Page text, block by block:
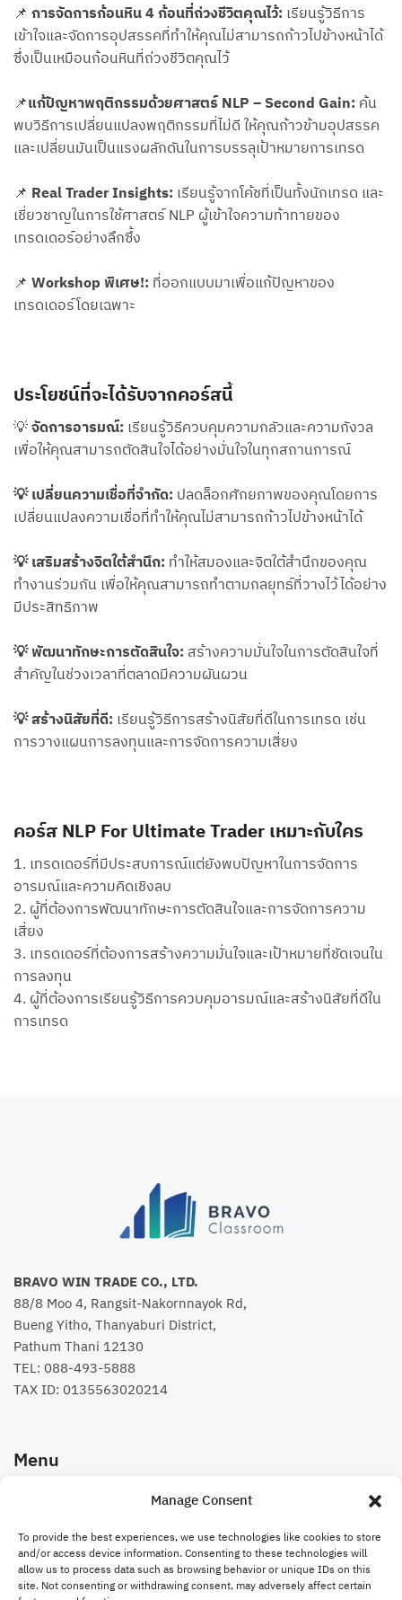
Manage Consent
To provide the best experiences, we use technologies like cookies to store
and/or access device information. Consenting to these technologies will
allow us to process data such as browsing behavior or unique IDs on this
site. Not consenting or withdrawing consent, may adversely affect certain
📌 การจัดการก้อนหิน 4 ก้อนที่ถ่วงชีวิตคุณไว้: เรียนรู้วิธีการ
เข้าใจและจัดการอุปสรรคที่ทำให้คุณไม่สามารถก้าวไปข้างหน้าได้
ซึ่งเป็นเหมือนก้อนหินที่ถ่วงชีวิตคุณไว้
📌แก้ปัญหาพฤติกรรมด้วยศาสตร์ NLP – Second Gain: ค้น
พบวิธีการเปลี่ยนแปลงพฤติกรรมที่ไม่ดี ให้คุณก้าวข้ามอุปสรรค
และเปลี่ยนมันเป็นแรงผลักดันในการบรรลุเป้าหมายการเทรด
📌 Real Trader Insights: เรียนรู้จากโค้ชที่เป็นทั้งนักเทรด และ
เชี่ยวชาญในการใช้ศาสตร์ NLP ผู้เข้าใจความท้าทายของ
เทรดเดอร์อย่างลึกซึ้ง
📌 Workshop พิเศษ!: ที่ออกแบบมาเพื่อแก้ปัญหาของ
เทรดเดอร์โดยเฉพาะ
ประโยชน์ที่จะได้รับจากคอร์สนี้
💡จัดการอารมณ์: เรียนรู้วิธีควบคุมความกลัวและความกังวล
เพื่อให้คุณสามารถตัดสินใจได้อย่างมั่นใจในทุกสถานการณ์
💡 เปลี่ยนความเชื่อที่จำกัด: ปลดล็อกศักยภาพของคุณโดยการ
เปลี่ยนแปลงความเชื่อที่ทำให้คุณไม่สามารถก้าวไปข้างหน้าได้
💡 เสริมสร้างจิตใต้สำนึก: ทำให้สมองและจิตใต้สำนึกของคุณ
ทำงานร่วมกัน เพื่อให้คุณสามารถทำตามกลยุทธ์ที่วางไว้ได้อย่าง
มีประสิทธิภาพ
💡 พัฒนาทักษะการตัดสินใจ: สร้างความมั่นใจในการตัดสินใจที่
สำคัญในช่วงเวลาที่ตลาดมีความผันผวน
💡 สร้างนิสัยที่ดี: เรียนรู้วิธีการสร้างนิสัยที่ดีในการเทรด เช่น
การวางแผนการลงทุนและการจัดการความเสี่ยง
คอร์ส NLP For Ultimate Trader เหมาะกับใคร
1. เทรดเดอร์ที่มีประสบการณ์แต่ยังพบปัญหาในการจัดการ
อารมณ์และความคิดเชิงลบ
2. ผู้ที่ต้องการพัฒนาทักษะการตัดสินใจและการจัดการความ
เสี่ยง
3. เทรดเดอร์ที่ต้องการสร้างความมั่นใจและเป้าหมายที่ชัดเจนใน
การลงทุน
4. ผู้ที่ต้องการเรียนรู้วิธีการควบคุมอารมณ์และสร้างนิสัยที่ดีใน
การเทรด
BRAVO WIN TRADE CO., LTD.
88/8 Moo 4, Rangsit-Nakornnayok Rd,
Bueng Yitho, Thanyaburi District,
Pathum Thani 12130
TEL: 088-493-5888
TAX ID: 0135563020214
Menu
Bravo Website
ติดต่อเรา